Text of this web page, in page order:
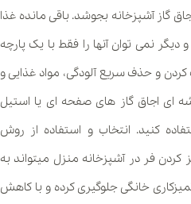
گاز آشپزخانه بجوشد. باقی مانده غذا
نمی توان آنها را فقط با یک پارچه
و حذف سریع آلودگی، مواد غذایی و
ای اجاق گاز های صفحه ای یا استیل
کنید. انتخاب و استفاده از روش
فر در آشپزخانه منزل میتواند به
خانگی جلوگیری کرده و با کاهش